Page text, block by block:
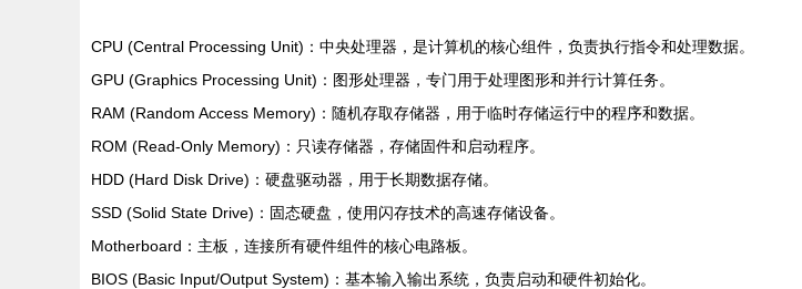
CPU (Central Processing Unit)：中央处理器，是计算机的核心组件，负责执行指令和处理数据。
GPU (Graphics Processing Unit)：图形处理器，专门用于处理图形和并行计算任务。
RAM (Random Access Memory)：随机存取存储器，用于临时存储运行中的程序和数据。
ROM (Read-Only Memory)：只读存储器，存储固件和启动程序。
HDD (Hard Disk Drive)：硬盘驱动器，用于长期数据存储。
SSD (Solid State Drive)：固态硬盘，使用闪存技术的高速存储设备。
Motherboard：主板，连接所有硬件组件的核心电路板。
BIOS (Basic Input/Output System)：基本输入输出系统，负责启动和硬件初始化。